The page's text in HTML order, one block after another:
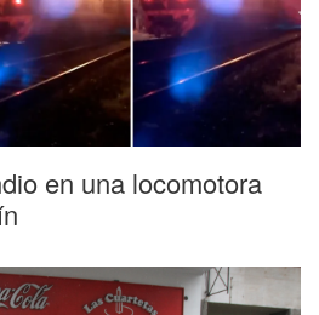
en una locomotora